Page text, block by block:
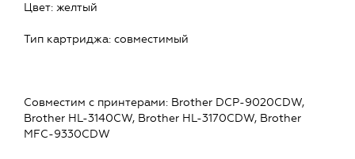
Цвет: желтый
Тип картриджа: совместимый
Совместим c принтерами: Brother DCP-9020CDW,
Brother HL-3140CW, Brother HL-3170CDW, Brother
MFC-9330CDW